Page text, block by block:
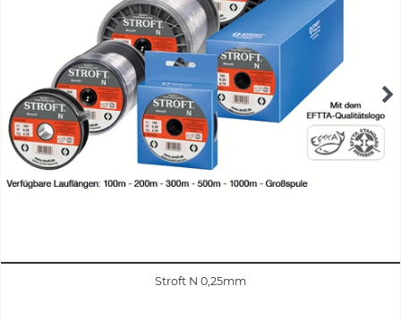
Stroft N 0,25mm